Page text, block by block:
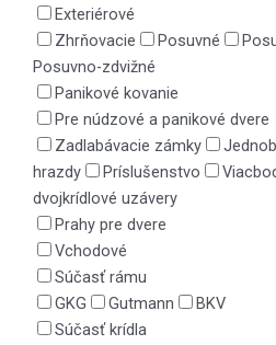
Exteriérové
Zhrňovacie
Posuvné
Posuvno-zdvižné
Panikové kovanie
Pre núdzové a panikové dvere
Zadlabávacie zámky
hrazdy
Príslušenstvo
dvojkrídlové uzávery
Prahy pre dvere
Vchodové
Súčasť rámu
GKG
Gutmann
BKV
Súčasť krídla